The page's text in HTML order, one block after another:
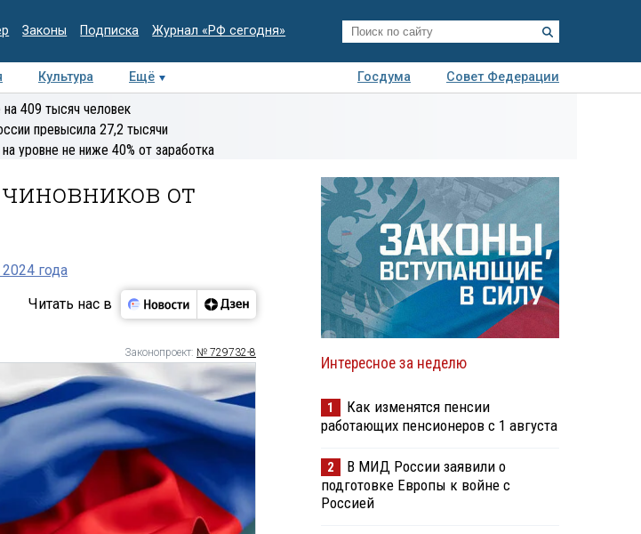
Законы Подписка Журнал «РФ сегодня»
Культура Ещё Госдума
Совет Федерации
Колумнисты
409 тысяч человек
превысила 27,2 тысячи
уровне не ниже 40% от заработка
от
года
Читать нас в
Законопроект: № 729732-8
Интересное за неделю
1
Как изменятся пенсии
работающих пенсионеров с 1 августа
2
В МИД России заявили о
подготовке Европы к войне с
Россией